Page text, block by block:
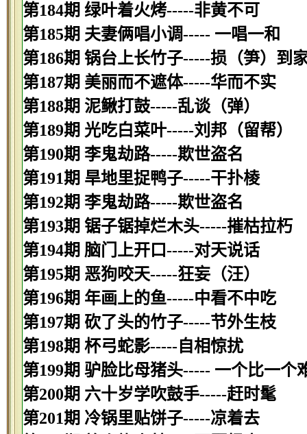
第184期 绿叶着火烤-----非黄不可
第185期 夫妻俩唱小调----- 一唱一和
第186期 锅台上长竹子-----损（笋）到
第187期 美丽而不遮体-----华而不实
第188期 泥鳅打鼓-----乱谈（弹）
第189期 光吃白菜叶-----刘邦（留帮）
第190期 李鬼劫路-----欺世盗名
第191期 旱地里捉鸭子-----干扑棱
第192期 李鬼劫路-----欺世盗名
第193期 锯子锯掉烂木头-----摧枯拉朽
第194期 脑门上开口-----对天说话
第195期 恶狗咬天-----狂妄（汪）
第196期 年画上的鱼-----中看不中吃
第197期 砍了头的竹子-----节外生枝
第198期 杯弓蛇影-----自相惊扰
第199期 驴脸比母猪头----- 一个比一个
第200期 六十岁学吹鼓手-----赶时髦
第201期 冷锅里贴饼子-----凉着去